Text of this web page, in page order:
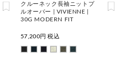
クルーネック長袖ニットプ
ルオーバー | VIVIENNE |
30G MODERN FIT
57,200円 税込